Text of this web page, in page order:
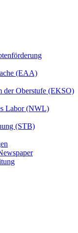
(EAA)
der Oberstufe (EKSO)
Labor (NWL)
(STB)